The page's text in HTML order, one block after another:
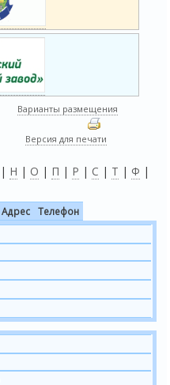
Варианты размещения
Версия для печати
| Н | О | П | Р | С | Т | Ф |
Адрес
Телефон